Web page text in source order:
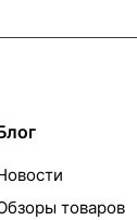
товаров